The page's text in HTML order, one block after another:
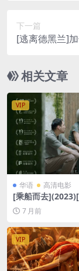
下一篇
[逃离德黑兰]
相关文章
VIP
华语 高清电影
[乘船而去
+夸克网盘1080P
资源][网盘在线
4/7GB][中文字幕]
7 月前
VIP